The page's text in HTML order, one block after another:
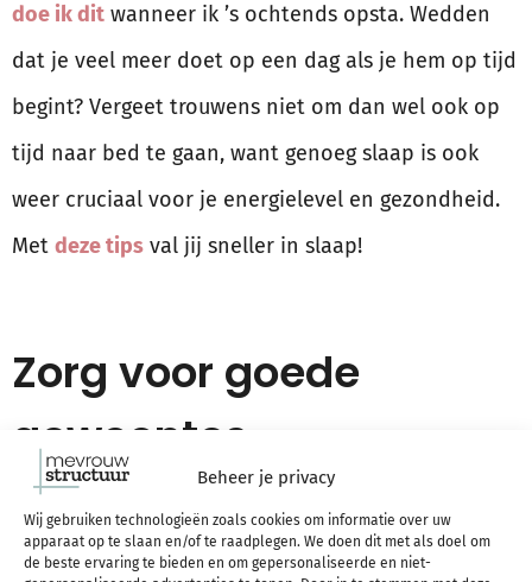
Beheer je privacy
Wij gebruiken technologieën zoals cookies om informatie over uw
apparaat op te slaan en/of te raadplegen. We doen dit met als doel om
de beste ervaring te bieden en om gepersonaliseerde en niet-
doe ik dit wanneer ik ’s ochtends opsta. Wedden
dat je veel meer doet op een dag als je hem op tijd
begint? Vergeet trouwens niet om dan wel ook op
tijd naar bed te gaan, want genoeg slaap is ook
weer cruciaal voor je energielevel en gezondheid.
Met deze tips val jij sneller in slaap!
Zorg voor goede
gewoontes
Je doelen bereiken gaat zo veel makkelijker als
dingen over het algemeen goed gaan. Eigenlijk is